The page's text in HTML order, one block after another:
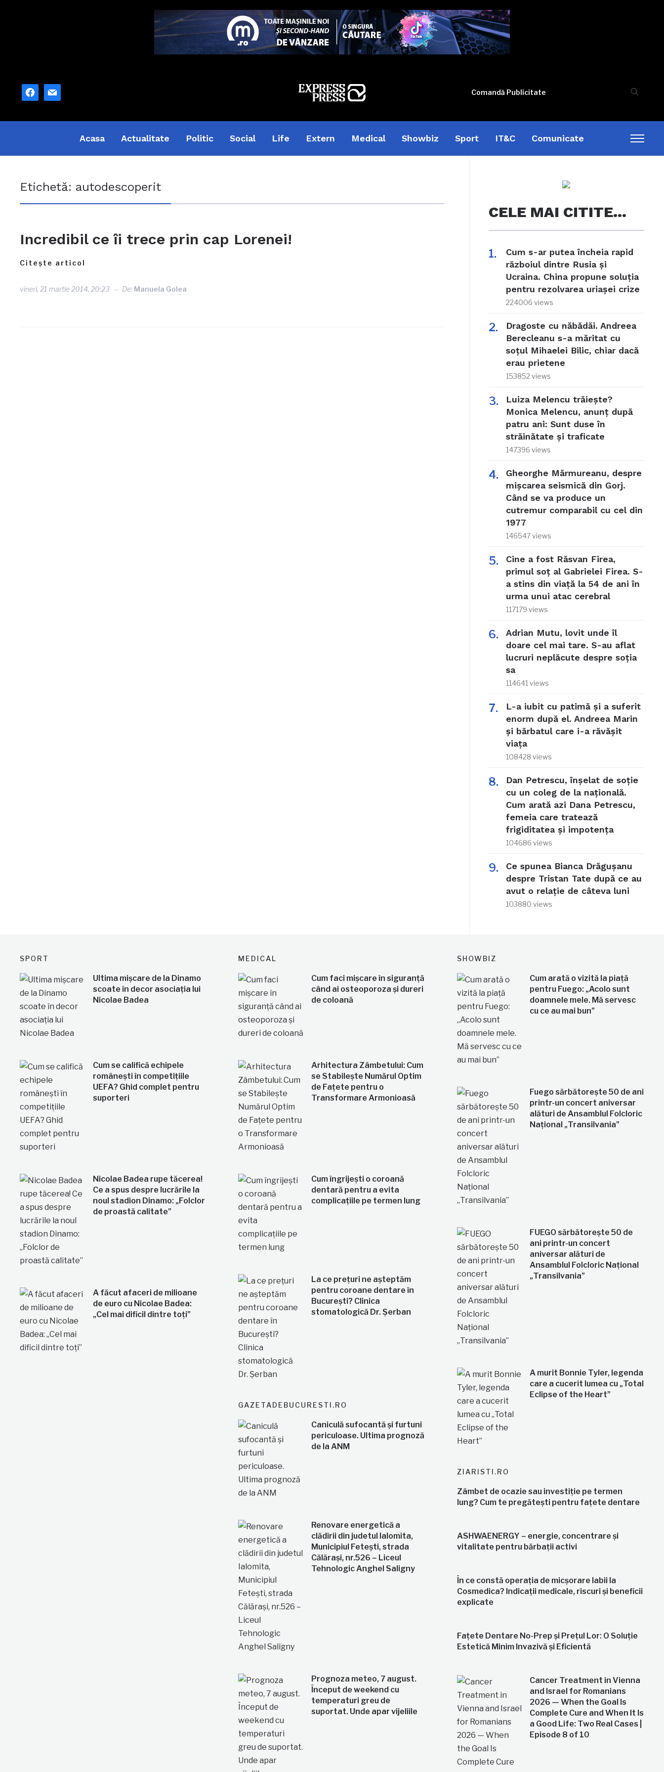
facebook
mail Comandă Publicitate
Acasa Actualitate Politic Social Life Extern Medical Showbiz Sport IT&C Comunicate
Etichetă: autodescoperit
Incredibil ce îi trece prin cap Lorenei!
Citește articol
vineri, 21 martie 2014, 20:23 De: Manuela Golea
CELE MAI CITITE…
Cum s-ar putea încheia rapid
războiul dintre Rusia și
Ucraina. China propune soluția
pentru rezolvarea uriașei crize
224006 views
Dragoste cu năbădăi. Andreea
Berecleanu s-a măritat cu
soțul Mihaelei Bilic, chiar dacă
erau prietene
153852 views
Luiza Melencu trăiește?
Monica Melencu, anunț după
patru ani: Sunt duse în
străinătate și traficate
147396 views
Gheorghe Mărmureanu, despre
mișcarea seismică din Gorj.
Când se va produce un
cutremur comparabil cu cel din
1977
146547 views
Cine a fost Răsvan Firea,
primul soț al Gabrielei Firea. S-
a stins din viață la 54 de ani în
urma unui atac cerebral
117179 views
Adrian Mutu, lovit unde îl
doare cel mai tare. S-au aflat
lucruri neplăcute despre soția
sa
114641 views
L-a iubit cu patimă și a suferit
enorm după el. Andreea Marin
și bărbatul care i-a răvășit
viața
108428 views
Dan Petrescu, înșelat de soție
cu un coleg de la națională.
Cum arată azi Dana Petrescu,
femeia care tratează
frigiditatea și impotența
104686 views
Ce spunea Bianca Drăgușanu
despre Tristan Tate după ce au
avut o relație de câteva luni
103880 views
SPORT
Ultima mișcare de la Dinamo
scoate în decor asociația lui
Nicolae Badea
Cum se califică echipele
românești în competițiile
UEFA? Ghid complet pentru
suporteri
Nicolae Badea rupe tăcerea!
Ce a spus despre lucrările la
noul stadion Dinamo: „Folclor
de proastă calitate”
A făcut afaceri de milioane
de euro cu Nicolae Badea:
„Cel mai dificil dintre toți”
MEDICAL
Cum faci mișcare în siguranță
când ai osteoporoza și dureri
de coloană
Arhitectura Zâmbetului: Cum
se Stabilește Numărul Optim
de Fațete pentru o
Transformare Armonioasă
Cum îngrijești o coroană
dentară pentru a evita
complicațiile pe termen lung
La ce prețuri ne așteptăm
pentru coroane dentare în
București? Clinica
stomatologică Dr. Șerban
GAZETADEBUCURESTI.RO
Caniculă sufocantă și furtuni
periculoase. Ultima prognoză
de la ANM
Renovare energetică a
clădirii din judetul Ialomita,
Municipiul Fetești, strada
Călărași, nr.526 – Liceul
Tehnologic Anghel Saligny
Prognoza meteo, 7 august.
Început de weekend cu
temperaturi greu de
suportat. Unde apar vijeliile
SHOWBIZ
Cum arată o vizită la piață
pentru Fuego: „Acolo sunt
doamnele mele. Mă servesc
cu ce au mai bun”
Fuego sărbătorește 50 de ani
printr-un concert aniversar
alături de Ansamblul Folcloric
Național „Transilvania”
FUEGO sărbătorește 50 de
ani printr-un concert
aniversar alături de
Ansamblul Folcloric Național
„Transilvania”
A murit Bonnie Tyler, legenda
care a cucerit lumea cu „Total
Eclipse of the Heart”
ZIARISTI.RO
Zâmbet de ocazie sau investiție pe termen
lung? Cum te pregătești pentru fațete dentare
ASHWAENERGY – energie, concentrare și
vitalitate pentru bărbații activi
În ce constă operația de micșorare labii la
Cosmedica? Indicații medicale, riscuri și beneficii
explicate
Fațete Dentare No-Prep și Prețul Lor: O Soluție
Estetică Minim Invazivă și Eficientă
Cancer Treatment in Vienna
and Israel for Romanians
2026 — When the Goal Is
Complete Cure and When It Is
a Good Life: Two Real Cases |
Episode 8 of 10